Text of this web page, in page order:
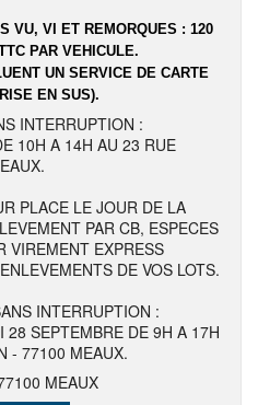
VU, VI ET REMORQUES : 120
PAR VEHICULE.
UN SERVICE DE CARTE
EN SUS).
INTERRUPTION :
10H A 14H AU 23 RUE
PLACE LE JOUR DE LA
PAR CB, ESPECES
VIREMENT EXPRESS
DE VOS LOTS.
INTERRUPTION :
28 SEPTEMBRE DE 9H A 17H
- 77100 MEAUX.
MEAUX